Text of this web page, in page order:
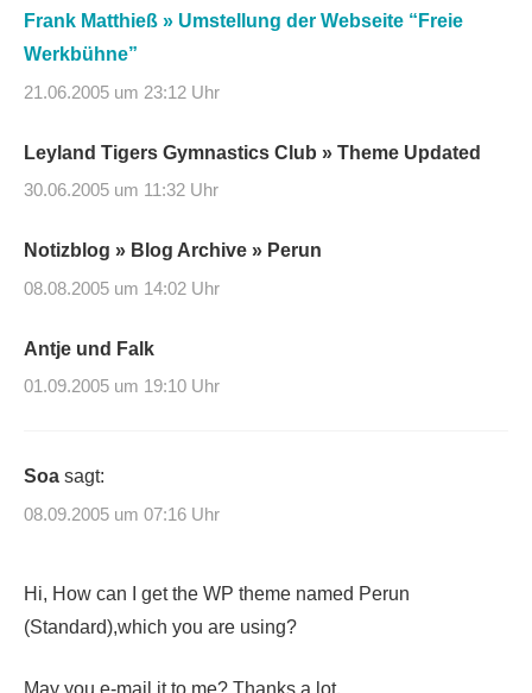
Frank Matthieß » Umstellung der Webseite “Freie
Werkbühne”
21.06.2005 um 23:12 Uhr
Leyland Tigers Gymnastics Club » Theme Updated
30.06.2005 um 11:32 Uhr
Notizblog » Blog Archive » Perun
08.08.2005 um 14:02 Uhr
Antje und Falk
01.09.2005 um 19:10 Uhr
Soa sagt:
08.09.2005 um 07:16 Uhr
Hi, How can I get the WP theme named Perun
(Standard),which you are using?
May you e-mail it to me? Thanks a lot.